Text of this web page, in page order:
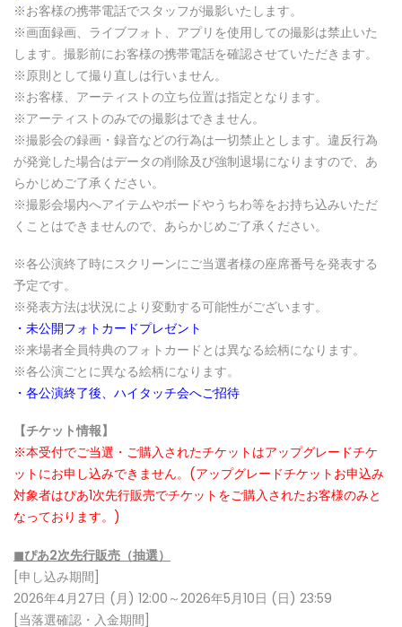
※お客様の携帯電話でスタッフが撮影いたします。
※画面録画、ライブフォト、アプリを使用しての撮影は禁止いた
します。撮影前にお客様の携帯電話を確認させていただきます。
※原則として撮り直しは行いません。
※お客様、アーティストの立ち位置は指定となります。
※アーティストのみでの撮影はできません。
※撮影会の録画・録音などの行為は一切禁止とします。違反行為
が発覚した場合はデータの削除及び強制退場になりますので、あ
らかじめご了承ください。
※撮影会場内へアイテムやボードやうちわ等をお持ち込みいただ
くことはできませんので、あらかじめご了承ください。
※各公演終了時にスクリーンにご当選者様の座席番号を発表する
予定です。
※発表方法は状況により変動する可能性がございます。
・未公開フォトカードプレゼント
※来場者全員特典のフォトカードとは異なる絵柄になります。
※各公演ごとに異なる絵柄になります。
・各公演終了後、ハイタッチ会へご招待
【チケット情報】
※本受付でご当選・ご購入されたチケットはアップグレードチケ
ットにお申し込みできません。(アップグレードチケットお申込み
対象者はぴあ1次先行販売でチケットをご購入されたお客様のみと
なっております。)
◼ぴあ2次先行販売（抽選）
[申し込み期間]
2026年4月27日 (月) 12:00～2026年5月10日 (日) 23:59
[当落選確認・入金期間]